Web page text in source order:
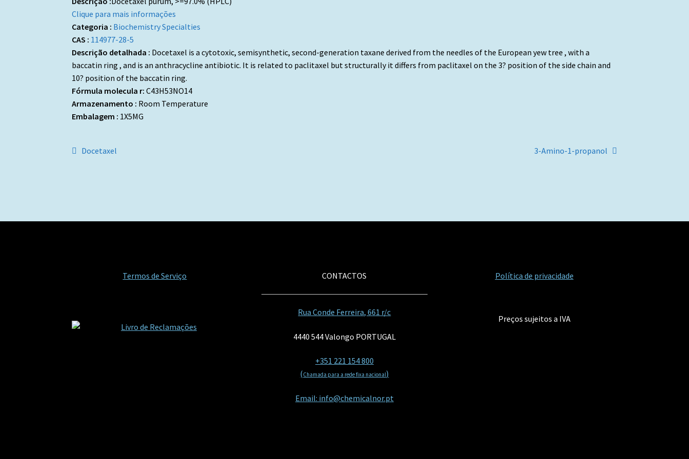
Clique para mais informações
Categoria : Biochemistry Specialties
CAS : 114977-28-5
Descrição detalhada : Docetaxel is a cytotoxic, semisynthetic, second-generation taxane derived from the needles of the European yew tree , with a
baccatin ring , and is an anthracycline antibiotic. It is related to paclitaxel but structurally it differs from paclitaxel on the 3? position of the side chain and
10? position of the baccatin ring.
Fórmula molecula r:C43H53NO14
Armazenamento : Room Temperature
Embalagem : 1X5MG
Navegação
Artigo
Docetaxel
Artigo
3-Amino-1-propanol
Termos de Serviço CONTACTOS
Rua Conde Ferreira, 661 r/c
4440 544 Valongo PORTUGAL
+351 221 154 800
(Chamada para a rede fixa nacional)
Email: info@chemicalnor.pt
Política de privacidade
Preços sujeitos a IVA